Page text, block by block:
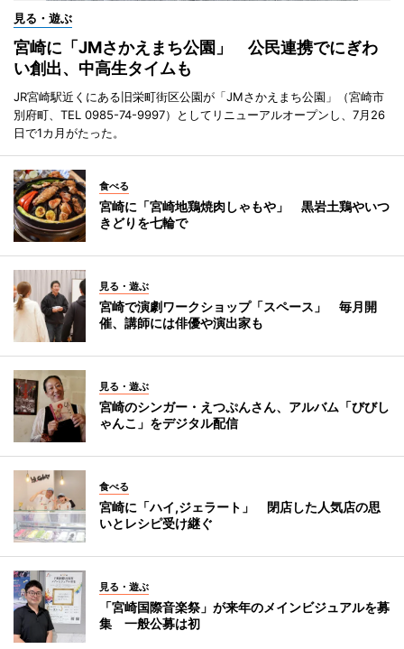
見る・遊ぶ
宮崎に「JMさかえまち公園」 公民連携でにぎわ
い創出、中高生タイムも
JR宮崎駅近くにある旧栄町街区公園が「JMさかえまち公園」（宮崎市
別府町、TEL 0985-74-9997）としてリニューアルオープンし、7月26
日で1カ月がたった。
食べる
宮崎に「宮崎地鶏焼肉しゃもや」 黒岩土鶏やいつ
きどりを七輪で
見る・遊ぶ
宮崎で演劇ワークショップ「スペース」 毎月開
催、講師には俳優や演出家も
見る・遊ぶ
宮崎のシンガー・えつぷんさん、アルバム「びびし
ゃんこ」をデジタル配信
食べる
宮崎に「ハイ,ジェラート」 閉店した人気店の思
いとレシピ受け継ぐ
見る・遊ぶ
「宮崎国際音楽祭」が来年のメインビジュアルを募
集 一般公募は初